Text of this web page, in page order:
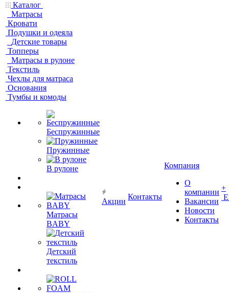
Каталог
Матрасы
Кровати
Подушки и одеяла
Детские товары
Топперы
Матрасы в рулоне
Текстиль
Чехлы для матраса
Основания
Тумбы и комоды
Беспружинные
Пружинные
В рулоне
Матрасы
BABY
Детский
текстиль
Акции
Контакты
Компания
О
компании
Вакансии
Новости
Контакты
+